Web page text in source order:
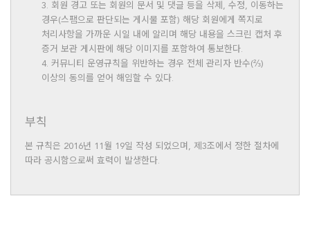
3. 회원 경고 또는 회원의 문서 및 댓글 등을 삭제, 수정, 이동하는
경우(스팸으로 판단되는 게시물 포함) 해당 회원에게 쪽지로
처리사항을 가까운 시일 내에 알리며 해당 내용을 스크린 캡처 후
증거 보관 게시판에 해당 이미지를 포함하여 통보한다.
4. 커뮤니티 운영규칙을 위반하는 경우 전체 관리자 반수(⅔)
이상의 동의를 얻어 해임할 수 있다.
부칙
본 규칙은 2016년 11월 19일 작성 되었으며, 제3조에서 정한 절차에
따라 공시함으로써 효력이 발생한다.